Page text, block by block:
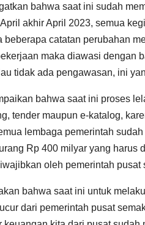
bahwa saat ini sudah
akhir April 2023, semua
beberapa catatan perubahan
maka diawasi dengan
tidak ada pengawasan, ini
bahwa saat ini proses
tender maupun e-katalog,
lembaga pemerintah
Rp 400 milyar yang harus
oleh pemerintah
bahwa saat ini untuk
dari pemerintah pusat